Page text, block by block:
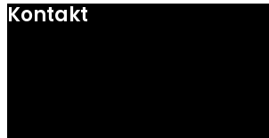
Kontakt